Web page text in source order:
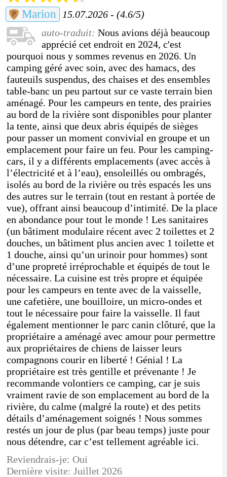
Marion
15.07.2026 - (4.6/5)
auto-traduit: Nous avions déjà beaucoup
apprécié cet endroit en 2024, c'est
pourquoi nous y sommes revenus en 2026. Un
camping géré avec soin, avec des hamacs, des
fauteuils suspendus, des chaises et des ensembles
table-banc un peu partout sur ce vaste terrain bien
aménagé. Pour les campeurs en tente, des prairies
au bord de la rivière sont disponibles pour planter
la tente, ainsi que deux abris équipés de sièges
pour passer un moment convivial en groupe et un
emplacement pour faire un feu. Pour les camping-
cars, il y a différents emplacements (avec accès à
l’électricité et à l’eau), ensoleillés ou ombragés,
isolés au bord de la rivière ou très espacés les uns
des autres sur le terrain (tout en restant à portée de
vue), offrant ainsi beaucoup d’intimité. De la place
en abondance pour tout le monde ! Les sanitaires
(un bâtiment modulaire récent avec 2 toilettes et 2
douches, un bâtiment plus ancien avec 1 toilette et
1 douche, ainsi qu’un urinoir pour hommes) sont
d’une propreté irréprochable et équipés de tout le
nécessaire. La cuisine est très propre et équipée
pour les campeurs en tente avec de la vaisselle,
une cafetière, une bouilloire, un micro-ondes et
tout le nécessaire pour faire la vaisselle. Il faut
également mentionner le parc canin clôturé, que la
propriétaire a aménagé avec amour pour permettre
aux propriétaires de chiens de laisser leurs
compagnons courir en liberté ! Génial ! La
propriétaire est très gentille et prévenante ! Je
recommande volontiers ce camping, car je suis
vraiment ravie de son emplacement au bord de la
rivière, du calme (malgré la route) et des petits
détails d’aménagement soignés ! Nous sommes
restés un jour de plus (par beau temps) juste pour
nous détendre, car c’est tellement agréable ici.
Reviendrais-je: Oui
Dernière visite: Juillet 2026